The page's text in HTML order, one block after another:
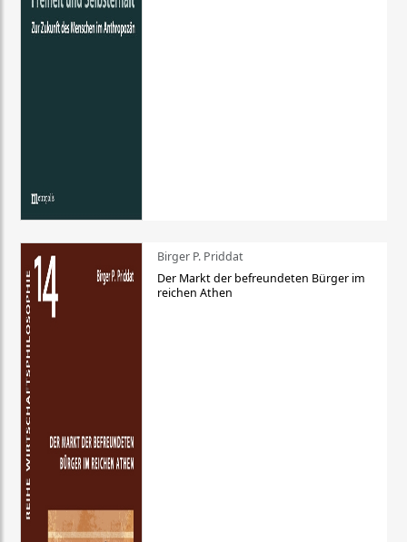
Birger P. Priddat
Der Markt der befreundeten Bürger im
reichen Athen